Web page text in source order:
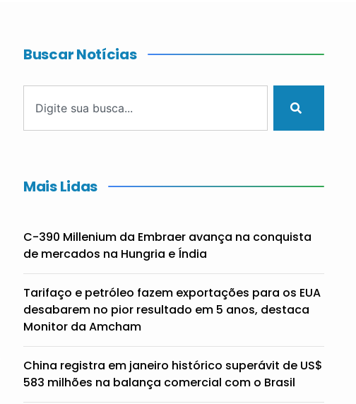
Buscar Notícias
Mais Lidas
C-390 Millenium da Embraer avança na conquista
de mercados na Hungria e Índia
Tarifaço e petróleo fazem exportações para os EUA
desabarem no pior resultado em 5 anos, destaca
Monitor da Amcham
China registra em janeiro histórico superávit de US$
583 milhões na balança comercial com o Brasil